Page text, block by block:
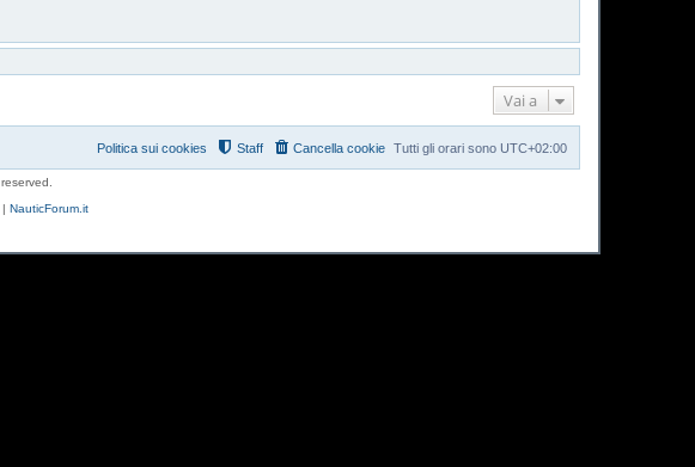
Vai a
Tutti gli orari sono UTC+02:00
Cancella cookie
Staff
Politica sui cookies
| NauticForum.it